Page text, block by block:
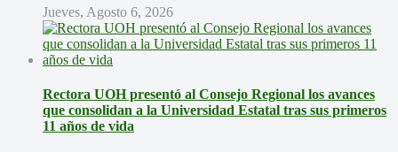
Jueves, Agosto 6, 2026
Rectora UOH presentó al Consejo Regional los avances
que consolidan a la Universidad Estatal tras sus primeros
11 años de vida